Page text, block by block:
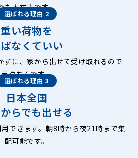
も大丈夫です。
選ばれる理由 2
重い荷物を
なくていい
ずに、家から出せて受け取れるので
ラクちんです。
選ばれる理由 3
日本全国
らでも出せる
できます。朝8時から夜21時まで集
配可能です。